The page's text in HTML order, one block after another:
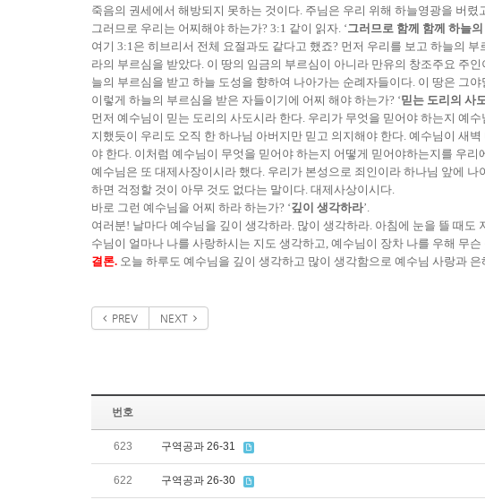
죽음의 권세에서 해방되지 못하는 것이다. 주님은 우리 위해 하늘영광을 버
그러므로 우리는 어찌해야 하는가? 3:1 같이 읽자. ‘그러므로 함께 함께 하늘
여기 3:1은 히브리서 전체 요절과도 같다고 했죠? 먼저 우리를 보고 하늘의
라의 부르심을 받았다. 이 땅의 임금의 부르심이 아니라 만유의 창조주요 주
늘의 부르심을 받고 하늘 도성을 향하여 나아가는 순례자들이다. 이 땅은 그
이렇게 하늘의 부르심을 받은 자들이기에 어찌 해야 하는가? ‘믿는 도리의 사
먼저 예수님이 믿는 도리의 사도시라 한다. 우리가 무엇을 믿어야 하는지 예
지했듯이 우리도 오직 한 하나님 아버지만 믿고 의지해야 한다. 예수님이 새
야 한다. 이처럼 예수님이 무엇을 믿어야 하는지 어떻게 믿어야하는지를 우
예수님은 또 대제사장이시라 했다. 우리가 본성으로 죄인이라 하나님 앞에
하면 걱정할 것이 아무 것도 없다는 말이다. 대제사상이시다.
바로 그런 예수님을 어찌 하라 하는가? ‘깊이 생각하라’.
여러분! 날마다 예수님을 깊이 생각하라. 많이 생각하라. 아침에 눈을 뜰 때
수님이 얼마나 나를 사랑하시는 지도 생각하고, 예수님이 장차 나를 우해 무
결론. 오늘 하루도 예수님을 깊이 생각하고 많이 생각함으로 예수님 사랑과
PREV NEXT
번호
623 구역공과 26-31
622 구역공과 26-30